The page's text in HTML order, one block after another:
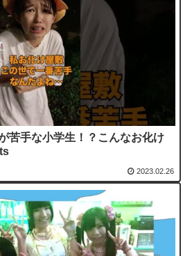
苦手な小学生！？こんなお化け
2023.02.26